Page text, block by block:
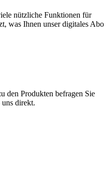
nützliche Funktionen für
was Ihnen unser digitales Abo
den Produkten befragen Sie
direkt.